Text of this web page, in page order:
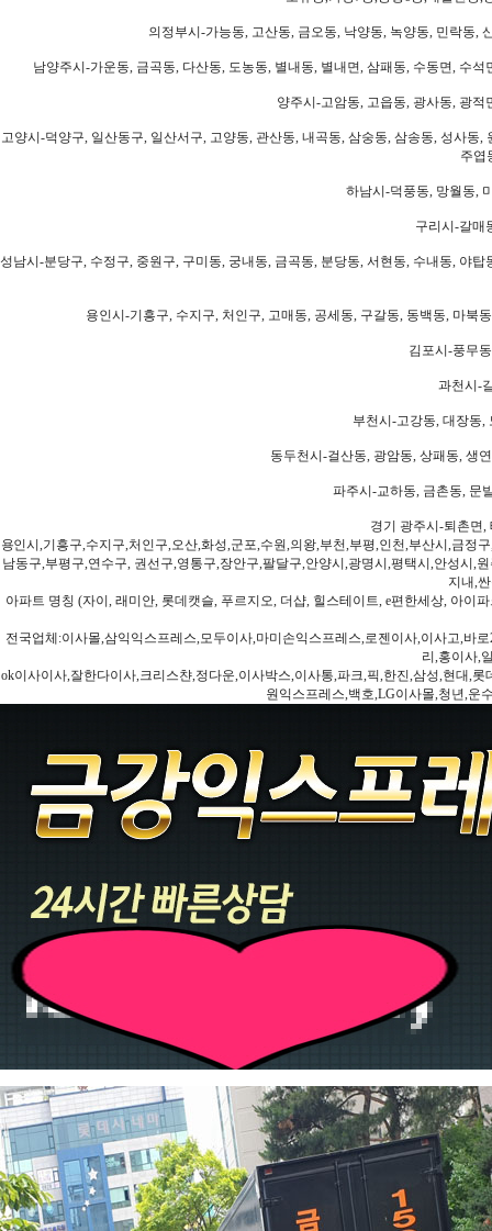
의정부시-가능동, 고산동, 금오동, 낙양동, 녹양동, 민락동,
남양주시-가운동, 금곡동, 다산동, 도농동, 별내동, 별내면, 삼패동, 수동면, 수
양주시-고암동, 고읍동, 광사동, 광
고양시-덕양구, 일산동구, 일산서구, 고양동, 관산동, 내곡동, 삼숭동, 삼송동, 성사
주엽
하남시-덕풍동, 망월동,
구리시-갈매
성남시-분당구, 수정구, 중원구, 구미동, 궁내동, 금곡동, 분당동, 서현동, 수내동, 야
용인시-기흥구, 수지구, 처인구, 고매동, 공세동, 구갈동, 동백동, 마북
김포시-풍무
과천시-
부천시-고강동, 대장동,
동두천시-걸산동, 광암동, 상패동, 생
파주시-교하동, 금촌동, 문
경기 광주시-퇴촌면,
용인시,기흥구,수지구,처인구,오산,화성,군포,수원,의왕,부천,부평,인천,부산시,금
남동구,부평구,연수구, 권선구,영통구,장안구,팔달구,안양시,광명시,평택시,안성시,
지내,
아파트 명칭 (자이, 래미안, 롯데캣슬, 푸르지오, 더샵, 힐스테이트, e편한세상, 아이
전국업체:이사몰,삼익익스프레스,모두이사,마미손익스프레스,로젠이사,이사고,바
리,홍이사,
ok이사이사,잘한다이사,크리스챤,정다운,이사박스,이사통,파크,픽,한진,삼성,현대,
원익스프레스,백호,LG이사몰,청년,운